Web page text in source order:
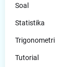
Soal
Statistika
Trigonometri
Tutorial